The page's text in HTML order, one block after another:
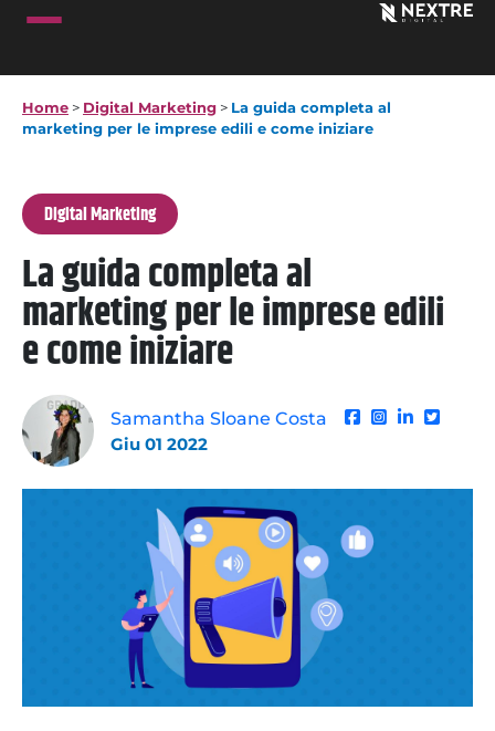
Home > Digital Marketing > La guida completa al
marketing per le imprese edili e come iniziare
Digital Marketing
La guida completa al
marketing per le imprese edili
e come iniziare
Samantha Sloane Costa
Giu 01 2022